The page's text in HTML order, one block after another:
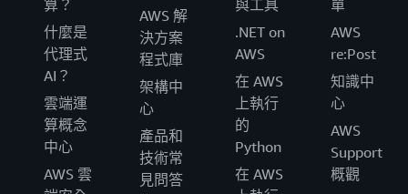
算？
什麼是
代理式
AI？
雲端運
算概念
中心
AWS 雲
AWS 解
決方案
程式庫
架構中
心
產品和
技術常
見問答
與工具
.NET on
AWS
在 AWS
上執行
的
Python
在 AWS
單
AWS
re:Post
知識中
心
AWS
Support
概觀